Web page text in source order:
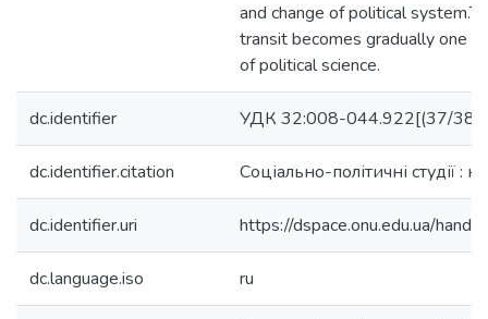
and change of political
transit becomes gradually one
of political science.
dc.identifier УДК 32:008-044.922[(37/
dc.identifier.citation Соціально-політичні студії :
dc.identifier.uri https://dspace.onu.edu.ua/
dc.language.iso ru